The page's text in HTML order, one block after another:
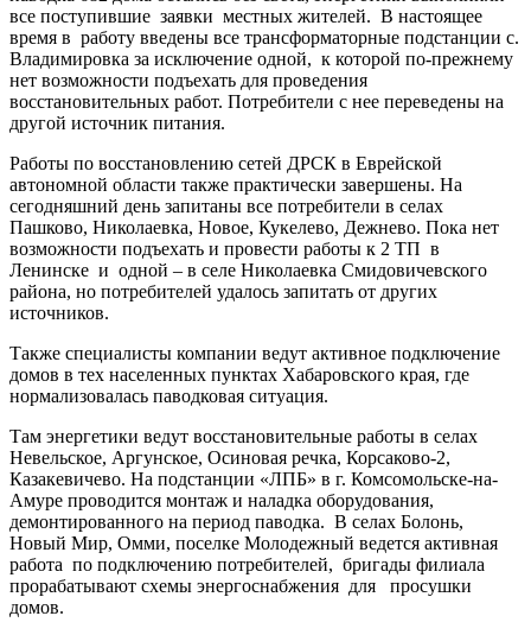
все поступившие заявки местных жителей. В настоящее
время в работу введены все трансформаторные подстанции с.
Владимировка за исключение одной, к которой по-прежнему
нет возможности подъехать для проведения
восстановительных работ. Потребители с нее переведены на
другой источник питания.
Работы по восстановлению сетей ДРСК в Еврейской
автономной области также практически завершены. На
сегодняшний день запитаны все потребители в селах
Пашково, Николаевка, Новое, Кукелево, Дежнево. Пока нет
возможности подъехать и провести работы к 2 ТП в
Ленинске и одной – в селе Николаевка Смидовичевского
района, но потребителей удалось запитать от других
источников.
Также специалисты компании ведут активное подключение
домов в тех населенных пунктах Хабаровского края, где
нормализовалась паводковая ситуация.
Там энергетики ведут восстановительные работы в селах
Невельское, Аргунское, Осиновая речка, Корсаково-2,
Казакевичево. На подстанции «ЛПБ» в г. Комсомольске-на-
Амуре проводится монтаж и наладка оборудования,
демонтированного на период паводка. В селах Болонь,
Новый Мир, Омми, поселке Молодежный ведется активная
работа по подключению потребителей, бригады филиала
прорабатывают схемы энергоснабжения для просушки
домов.